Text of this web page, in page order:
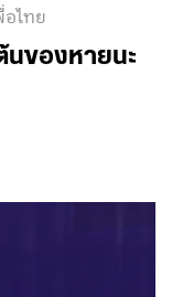
ไทย
นของหายนะ